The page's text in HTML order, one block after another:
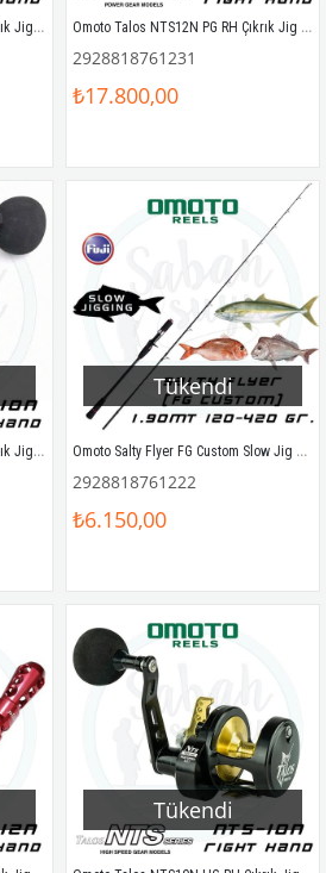
Omoto Talos NTS12N HG LH Çıkrık Jig Olta Makinesi (Sol El) Omoto Talos NTS12N PG RH Çıkrık Jig Olta Makinesi (Sağ El)
2928818761231
₺17.800,00
Omoto Talos NTS10N HG LH Çıkrık Jig Olta Makinesi (Sol El)
Tükendi
Omoto Salty Flyer FG Custom Slow Jig Kamış 1.90mt 120-420gr
2928818761222
₺6.150,00
Tükendi